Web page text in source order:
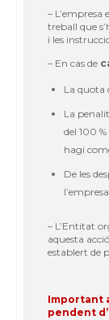
–
treball que
i les
– En cas de
La quota
La
del 100
hagi
De les
– L’Entitat
aquesta
establert de
Important
pendent